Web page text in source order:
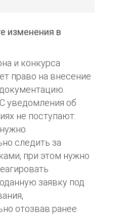
изменения в
и конкурса
право на внесение
уведомления об
не поступают.
следить за
при этом нужно
заявку под
отозвав ранее